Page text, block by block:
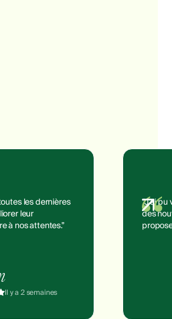
les dernières
leur
à nos attentes.”
Il y a 2 semaines
“J’ai
des